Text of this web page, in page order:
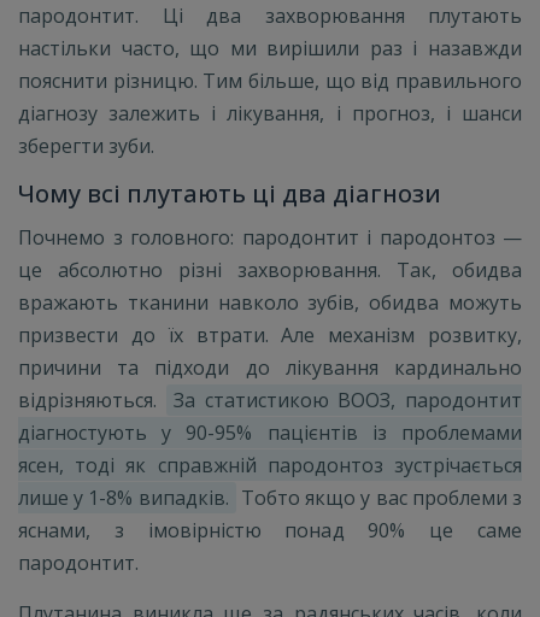
пародонтит. Ці два захворювання плутають
настільки часто, що ми вирішили раз і назавжди
пояснити різницю. Тим більше, що від правильного
діагнозу залежить і лікування, і прогноз, і шанси
зберегти зуби.
Чому всі плутають ці два діагнози
Почнемо з головного: пародонтит і пародонтоз —
це абсолютно різні захворювання. Так, обидва
вражають тканини навколо зубів, обидва можуть
призвести до їх втрати. Але механізм розвитку,
причини та підходи до лікування кардинально
відрізняються.
За статистикою ВООЗ, пародонтит
діагностують у 90-95% пацієнтів із проблемами
ясен, тоді як справжній пародонтоз зустрічається
лише у 1-8% випадків. Тобто якщо у вас проблеми з
яснами, з імовірністю понад 90% це саме
пародонтит.